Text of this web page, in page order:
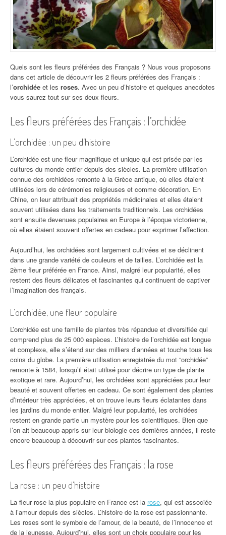
Quels sont les fleurs préférées des Français ? Nous vous proposons
dans cet article de découvrir les 2 fleurs préférées des Français :
l’orchidée et les roses. Avec un peu d’histoire et quelques anecdotes
vous saurez tout sur ses deux fleurs.
Les fleurs préférées des Français : l’orchidée
L’orchidée : un peu d’histoire
L’orchidée est une fleur magnifique et unique qui est prisée par les
cultures du monde entier depuis des siècles. La première utilisation
connue des orchidées remonte à la Grèce antique, où elles étaient
utilisées lors de cérémonies religieuses et comme décoration. En
Chine, on leur attribuait des propriétés médicinales et elles étaient
souvent utilisées dans les traitements traditionnels. Les orchidées
sont ensuite devenues populaires en Europe à l’époque victorienne,
où elles étaient souvent offertes en cadeau pour exprimer l’affection.
Aujourd’hui, les orchidées sont largement cultivées et se déclinent
dans une grande variété de couleurs et de tailles. L’orchidée est la
2ème fleur préférée en France. Ainsi, malgré leur popularité, elles
restent des fleurs délicates et fascinantes qui continuent de captiver
l’imagination des français.
L’orchidée, une fleur populaire
L’orchidée est une famille de plantes très répandue et diversifiée qui
comprend plus de 25 000 espèces. L’histoire de l’orchidée est longue
et complexe, elle s’étend sur des milliers d’années et touche tous les
coins du globe. La première utilisation enregistrée du mot “orchidée”
remonte à 1584, lorsqu’il était utilisé pour décrire un type de plante
exotique et rare. Aujourd’hui, les orchidées sont appréciées pour leur
beauté et souvent offertes en cadeau. Ce sont également des plantes
d’intérieur très appréciées, et on trouve leurs fleurs éclatantes dans
les jardins du monde entier. Malgré leur popularité, les orchidées
restent en grande partie un mystère pour les scientifiques. Bien que
l’on ait beaucoup appris sur leur biologie ces dernières années, il reste
encore beaucoup à découvrir sur ces plantes fascinantes.
Les fleurs préférées des Français : la rose
La rose : un peu d’histoire
La fleur rose la plus populaire en France est la rose, qui est associée
à l’amour depuis des siècles. L’histoire de la rose est passionnante.
Les roses sont le symbole de l’amour, de la beauté, de l’innocence et
de la jeunesse. Aujourd’hui, elles sont un choix populaire pour les